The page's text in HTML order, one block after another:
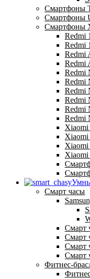
Смартфоны
Смартфоны
Смартфоны
Redmi
Redmi
Redmi
Redmi
Redmi
Redmi
Redmi
Redmi
Redmi
Redmi
Xiaomi
Xiaomi
Xiaomi
Смарт часы
Смарт
Смарт
Смарт
Смарт
Фитнес-